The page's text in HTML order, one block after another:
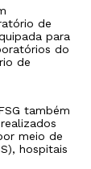
de
para
do
de
também
meio de
hospitais